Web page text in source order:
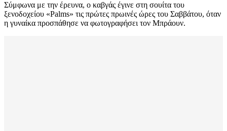
Σύμφωνα με την έρευνα, o καβγάς έγινε στη σουίτα του
ξενοδοχείου «Palms» τις πρώτες πρωινές ώρες του Σαββάτου, όταν
η γυναίκα προσπάθησε να φωτογραφήσει τον Μπράουν.